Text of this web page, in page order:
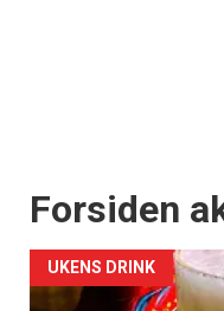
Forsiden
UKENS DRINK